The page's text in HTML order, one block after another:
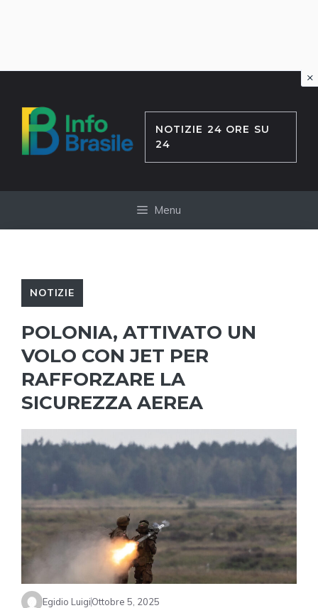
contenuto
NOTIZIE 24 ORE SU
24
Menu
NOTIZIE
POLONIA, ATTIVATO UN
VOLO CON JET PER
RAFFORZARE LA
SICUREZZA AEREA
Egidio LuigiOttobre 5, 2025
×